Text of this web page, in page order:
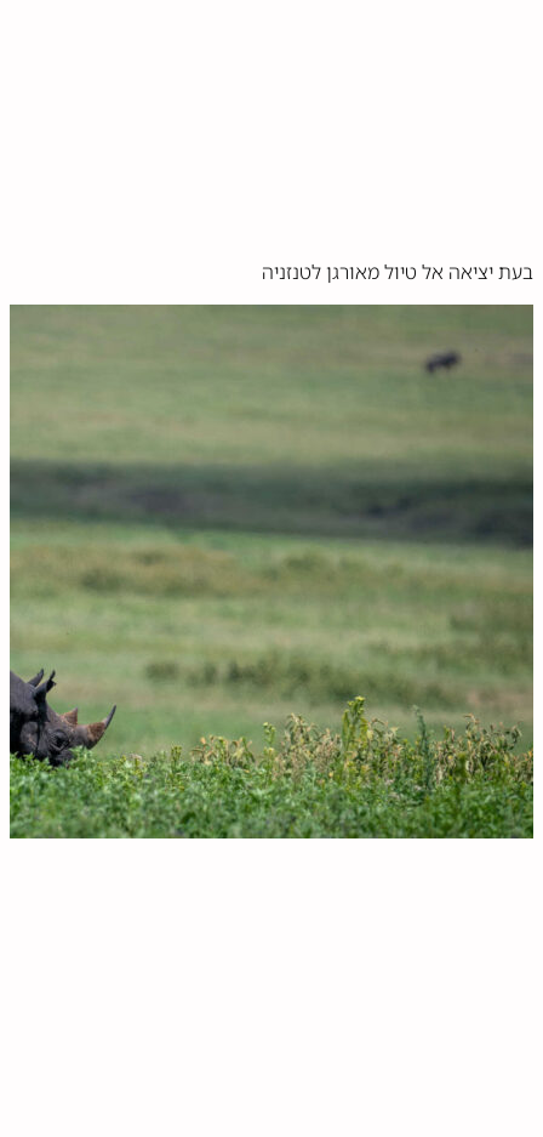
בעת יציאה אל טיול מאורגן לטנזניה